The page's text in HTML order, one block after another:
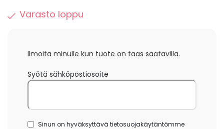
Varasto loppu
Ilmoita minulle kun tuote on taas saatavilla.
Syötä sähköpostiosoite
Sinun on hyväksyttävä tietosuojakäytäntömme